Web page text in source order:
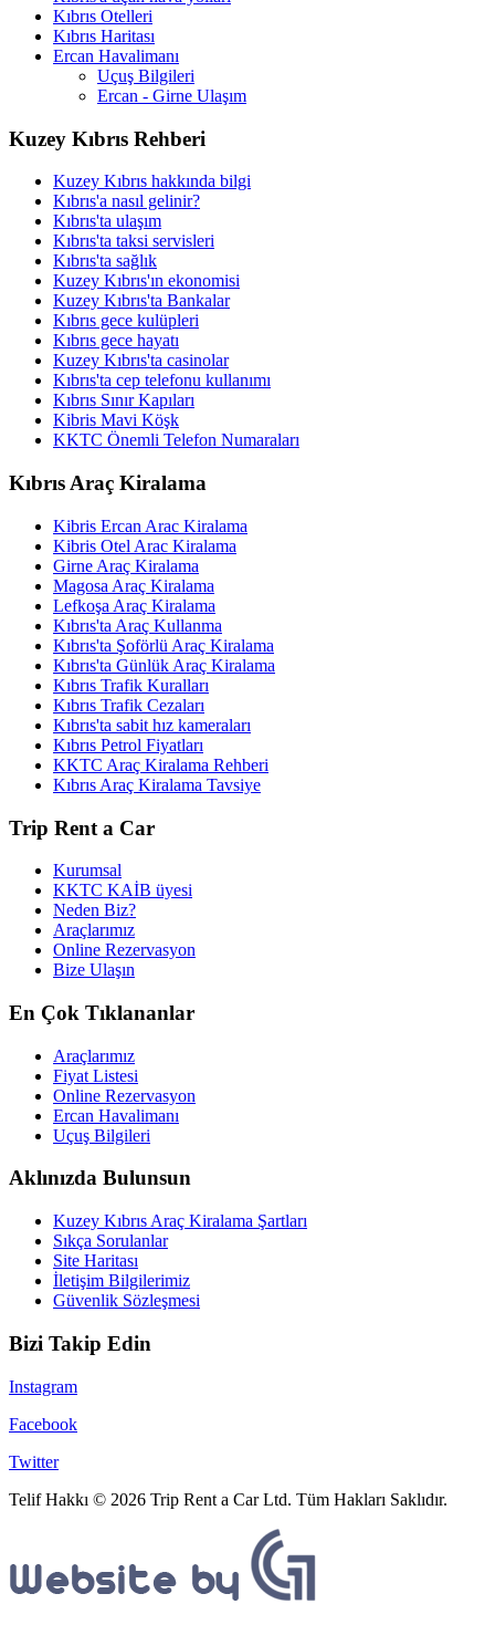
Kıbrıs Otelleri
Kıbrıs Haritası
Ercan Havalimanı
Uçuş Bilgileri
Ercan - Girne Ulaşım
Kuzey Kıbrıs Rehberi
Kuzey Kıbrıs hakkında bilgi
Kıbrıs'a nasıl gelinir?
Kıbrıs'ta ulaşım
Kıbrıs'ta taksi servisleri
Kıbrıs'ta sağlık
Kuzey Kıbrıs'ın ekonomisi
Kuzey Kıbrıs'ta Bankalar
Kıbrıs gece kulüpleri
Kıbrıs gece hayatı
Kuzey Kıbrıs'ta casinolar
Kıbrıs'ta cep telefonu kullanımı
Kıbrıs Sınır Kapıları
Kibris Mavi Köşk
KKTC Önemli Telefon Numaraları
Kıbrıs Araç Kiralama
Kibris Ercan Arac Kiralama
Kibris Otel Arac Kiralama
Girne Araç Kiralama
Magosa Araç Kiralama
Lefkoşa Araç Kiralama
Kıbrıs'ta Araç Kullanma
Kıbrıs'ta Şoförlü Araç Kiralama
Kıbrıs'ta Günlük Araç Kiralama
Kıbrıs Trafik Kuralları
Kıbrıs Trafik Cezaları
Kıbrıs'ta sabit hız kameraları
Kıbrıs Petrol Fiyatları
KKTC Araç Kiralama Rehberi
Kıbrıs Araç Kiralama Tavsiye
Trip Rent a Car
Kurumsal
KKTC KAİB üyesi
Neden Biz?
Araçlarımız
Online Rezervasyon
Bize Ulaşın
En Çok Tıklananlar
Araçlarımız
Fiyat Listesi
Online Rezervasyon
Ercan Havalimanı
Uçuş Bilgileri
Aklınızda Bulunsun
Kuzey Kıbrıs Araç Kiralama Şartları
Sıkça Sorulanlar
Site Haritası
İletişim Bilgilerimiz
Güvenlik Sözleşmesi
Bizi Takip Edin
Instagram
Facebook
Twitter
Telif Hakkı © 2026 Trip Rent a Car Ltd. Tüm Hakları Saklıdır.